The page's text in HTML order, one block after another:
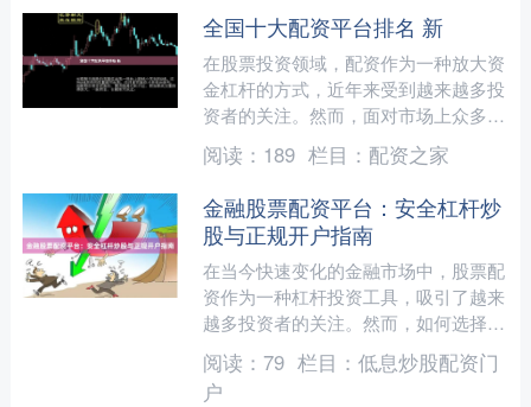
全国十大配资平台排名 新
在股票投资领域，配资作为一种放大资
金杠杆的方式，近年来受到越来越多投
资者的关注。然而，面对市场上众多的
配资平台，如何选择一家安全、合规、
服务优质的平台，成为投资....
阅读： 189 栏目： 配资之家
金融股票配资平台：安全杠杆炒
股与正规开户指南
在当今快速变化的金融市场中，股票配
资作为一种杠杆投资工具，吸引了越来
越多投资者的关注。然而，如何选择安
全可靠的配资平台，并正确使用杠杆进
行炒股，是每位投资者必须....
阅读： 79 栏目： 低息炒股配资门
户